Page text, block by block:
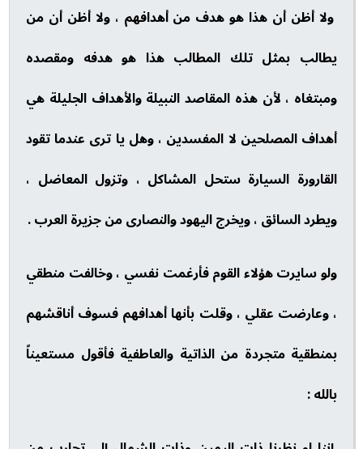
ولا أظن أن هذا هو هدف من أهدافهم ، ولا أظن أن من
يطالب بمثل تلك المطالب هذا هو هدفه ومقصده
ومبتغاه ، لأن هذه المقاصد النبيلة والأهداف الجليلة هي
أهداف المصلحين لا المفسدين ، وهل يا ترى عندما تقود
القارورة السيارة ستحل المشاكل ، وتزول المعاضل ،
ويطرد السائق ، ويخرج اليهود والنصارى من جزيرة العرب .
ولو سايرت هؤلاء القوم فأرغمت نفسي ، وخالفت منطقي
، وعارضت عقلي ، وقلت بأنها أهدافهم فسوف أناقشهم
بمنطقية متجردة من الذاتية والعاطفية فأقول مستعيناً
بالله :